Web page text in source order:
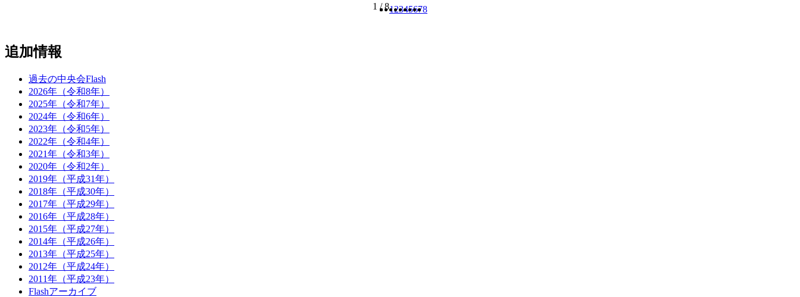
1 / 812345678
追加情報
過去の中央会Flash
2026年（令和8年）
2025年（令和7年）
2024年（令和6年）
2023年（令和5年）
2022年（令和4年）
2021年（令和3年）
2020年（令和2年）
2019年（平成31年）
2018年（平成30年）
2017年（平成29年）
2016年（平成28年）
2015年（平成27年）
2014年（平成26年）
2013年（平成25年）
2012年（平成24年）
2011年（平成23年）
Flashアーカイブ